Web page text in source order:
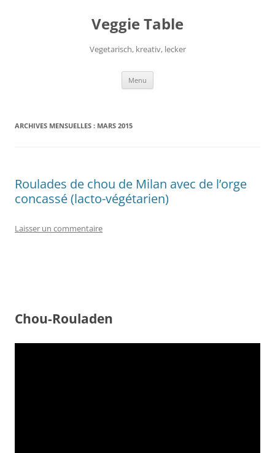
Veggie Table
Vegetarisch, kreativ, lecker
Menu
ARCHIVES MENSUELLES : MARS 2015
Roulades de chou de Milan avec de l’orge
concassé (lacto-végétarien)
Laisser un commentaire
Chou-Rouladen